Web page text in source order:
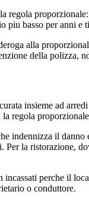
regola
piu basso per anni
alla
della polizza,
insieme ad
regola
indennizza il
la ristorazione,
perche il
o conduttore.